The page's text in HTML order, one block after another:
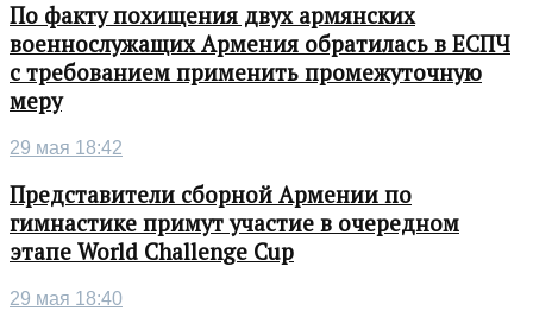
По факту похищения двух армянских
военнослужащих Армения обратилась в ЕСПЧ
с требованием применить промежуточную
меру
29 мая 18:42
Представители сборной Армении по
гимнастике примут участие в очередном
этапе World Challenge Cup
29 мая 18:40